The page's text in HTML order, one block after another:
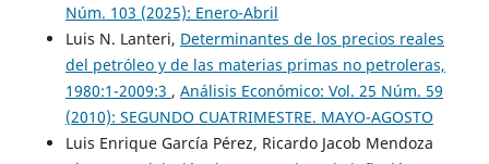
Núm. 103 (2025): Enero-Abril
Luis N. Lanteri, Determinantes de los precios reales
del petróleo y de las materias primas no petroleras,
1980:1-2009:3 , Análisis Económico: Vol. 25 Núm. 59
(2010): SEGUNDO CUATRIMESTRE. MAYO-AGOSTO
Luis Enrique García Pérez, Ricardo Jacob Mendoza